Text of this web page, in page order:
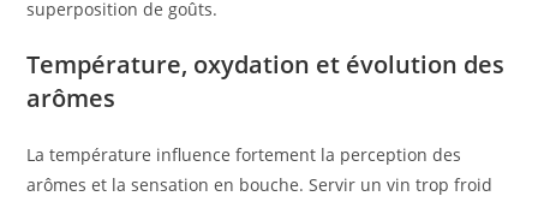
superposition de goûts.
Température, oxydation et évolution des
arômes
La température influence fortement la perception des
arômes et la sensation en bouche. Servir un vin trop froid